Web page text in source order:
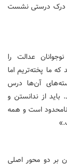
درک درستی نشست
عدالت را
که ما پخته‌تریم اما
آن‌ها درس
باید از ندانستن و
است و همه
بر دو محور اصلی